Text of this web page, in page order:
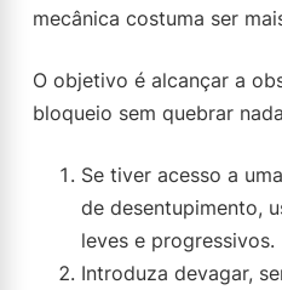
mecânica costuma ser
O objetivo é alcançar a
bloqueio sem quebrar
Se tiver acesso a
de desentupimento,
leves e progressivos.
Introduza devagar,